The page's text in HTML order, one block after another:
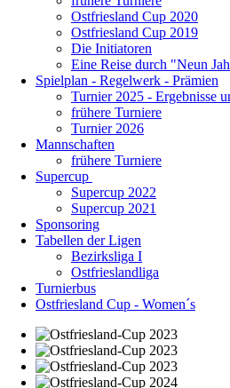
Ostfriesland Cup 2020
Ostfriesland Cup 2019
Die Initiatoren
Eine Reise durch "Neun
Spielplan - Regelwerk - Prämien
Turnier 2025 - Ergebnisse
frühere Turniere
Turnier 2026
Mannschaften
frühere Turniere
Supercup
Supercup 2022
Supercup 2021
Sponsoring
Tabellen der Ligen
Bezirksliga I
Ostfrieslandliga
Turnierbus
Ostfriesland Cup - Women´s